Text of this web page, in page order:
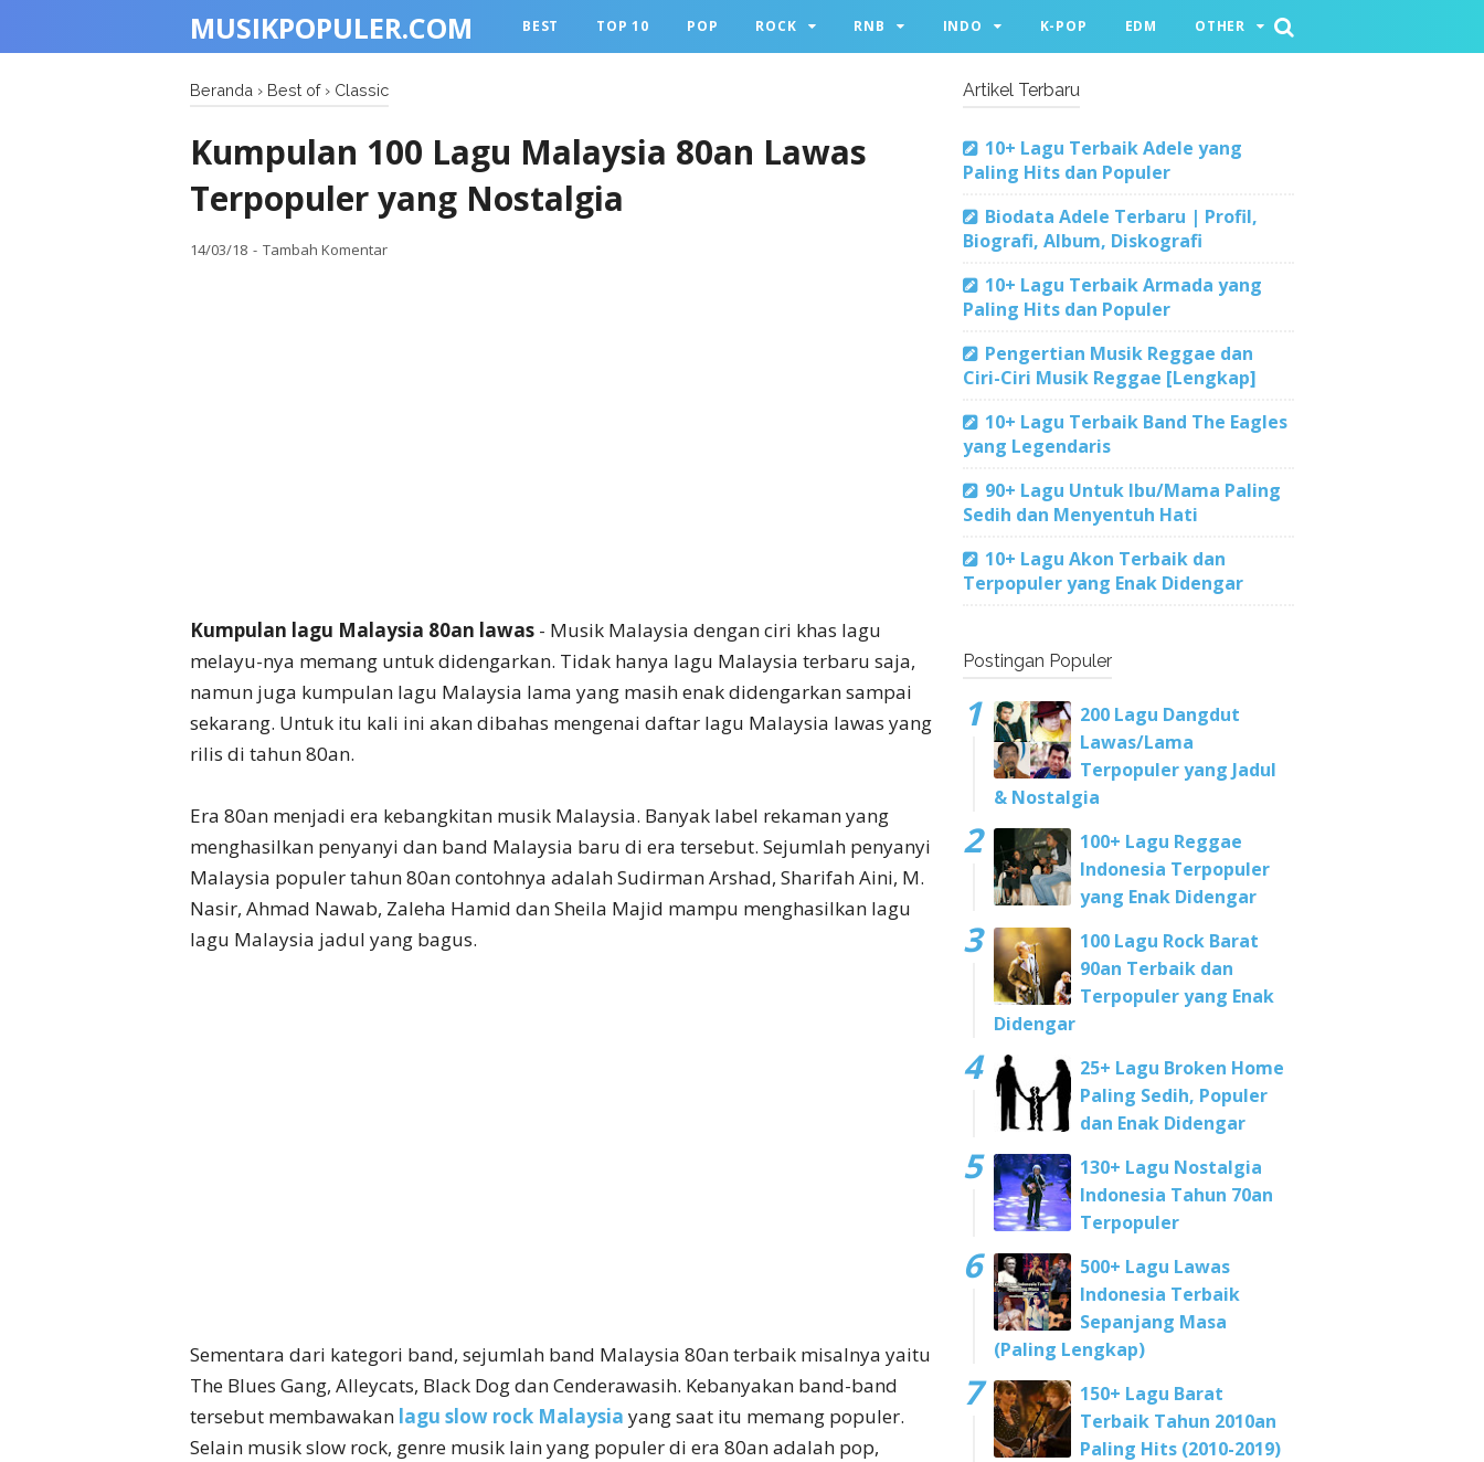
MUSIKPOPULER.COM BEST TOP 10 POP ROCK RNB INDO K-POP EDM OTHER
Beranda › Best of› Classic
Kumpulan 100 Lagu Malaysia 80an Lawas
Terpopuler yang Nostalgia
14/03/18 Tambah Komentar
Kumpulan lagu Malaysia 80an lawas - Musik Malaysia dengan ciri khas lagu
melayu-nya memang untuk didengarkan. Tidak hanya lagu Malaysia terbaru saja,
namun juga kumpulan lagu Malaysia lama yang masih enak didengarkan sampai
sekarang. Untuk itu kali ini akan dibahas mengenai daftar lagu Malaysia lawas yang
rilis di tahun 80an.
Era 80an menjadi era kebangkitan musik Malaysia. Banyak label rekaman yang
menghasilkan penyanyi dan band Malaysia baru di era tersebut. Sejumlah penyanyi
Malaysia populer tahun 80an contohnya adalah Sudirman Arshad, Sharifah Aini, M.
Nasir, Ahmad Nawab, Zaleha Hamid dan Sheila Majid mampu menghasilkan lagu
lagu Malaysia jadul yang bagus.
Sementara dari kategori band, sejumlah band Malaysia 80an terbaik misalnya yaitu
The Blues Gang, Alleycats, Black Dog dan Cenderawasih. Kebanyakan band-band
tersebut membawakan lagu slow rock Malaysia yang saat itu memang populer.
Selain musik slow rock, genre musik lain yang populer di era 80an adalah pop,
Artikel Terbaru
10+ Lagu Terbaik Adele yang
Paling Hits dan Populer
Biodata Adele Terbaru | Profil,
Biografi, Album, Diskografi
10+ Lagu Terbaik Armada yang
Paling Hits dan Populer
Pengertian Musik Reggae dan
Ciri-Ciri Musik Reggae [Lengkap]
10+ Lagu Terbaik Band The Eagles
yang Legendaris
90+ Lagu Untuk Ibu/Mama Paling
Sedih dan Menyentuh Hati
10+ Lagu Akon Terbaik dan
Terpopuler yang Enak Didengar
Postingan Populer
200 Lagu Dangdut
Lawas/Lama
Terpopuler yang Jadul
& Nostalgia
100+ Lagu Reggae
Indonesia Terpopuler
yang Enak Didengar
100 Lagu Rock Barat
90an Terbaik dan
Terpopuler yang Enak
Didengar
25+ Lagu Broken Home
Paling Sedih, Populer
dan Enak Didengar
130+ Lagu Nostalgia
Indonesia Tahun 70an
Terpopuler
500+ Lagu Lawas
Indonesia Terbaik
Sepanjang Masa
(Paling Lengkap)
150+ Lagu Barat
Terbaik Tahun 2010an
Paling Hits (2010-2019)